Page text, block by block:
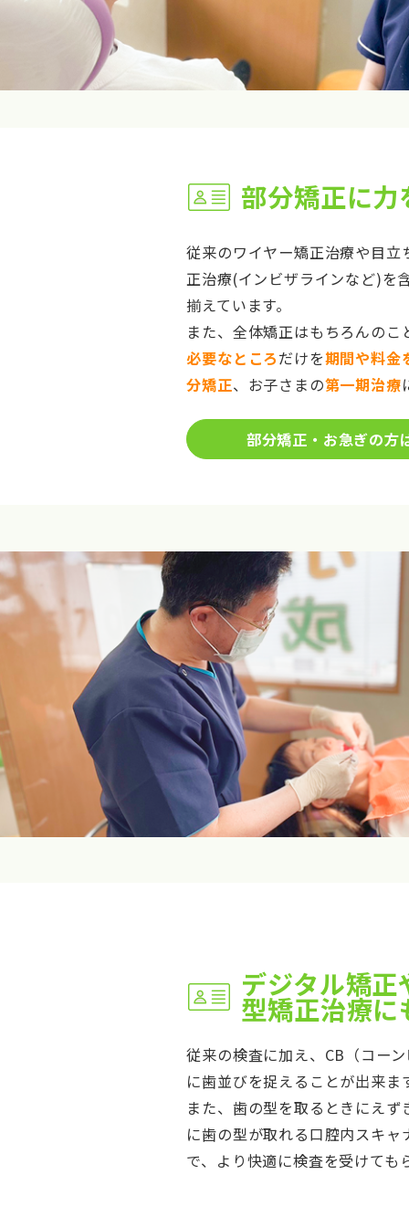
部分矯正に
従来のワイヤー矯正治療や目立
正治療(インビザラインなど)を
揃えています。
また、全体矯正はもちろんのこ
必要なところだけを期間や料金
分矯正、お子さまの第一期治療
部分矯正・お急ぎの方
デジタル矯
型矯正治療に
従来の検査に加え、CB（コー
に歯並びを捉えることが出来ま
また、歯の型を取るときにえ
に歯の型が取れる口腔内スキ
で、より快適に検査を受けても